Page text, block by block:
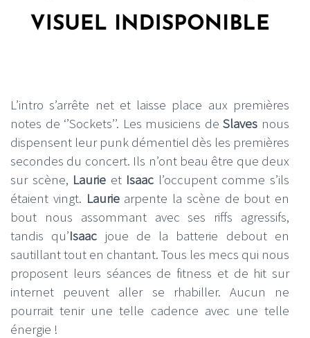
L’intro s’arrête net et laisse place aux premières
notes de ‘’Sockets’’. Les musiciens deSlaves nous
dispensent leur punk démentiel dès les premières
secondes du concert. Ils n’ont beau être que deux
sur scène, Laurie et Isaac l’occupent comme s’ils
étaient vingt. Laurie arpente la scène de bout en
bout nous assommant avec ses riffs agressifs,
tandis qu’Isaac joue de la batterie debout en
sautillant tout en chantant. Tous les mecs qui nous
proposent leurs séances de fitness et de hit sur
internet peuvent aller se rhabiller. Aucun ne
pourrait tenir une telle cadence avec une telle
énergie !